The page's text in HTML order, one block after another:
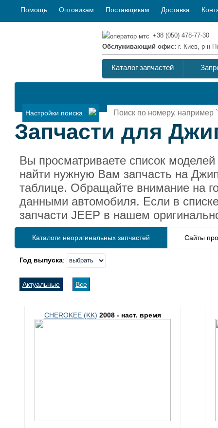
Помощь Оптовикам Поставщикам Доставка
+38 (050) 478-77-30
Обслуживающий офис: г. Киев, р-н
Каталог запчастей
Настройки поиска
Запчасти для
Вы просматриваете список
найти нужную Вам запчасть на
таблице. Обращайте внимание на
данными автомобиля. Если в
запчасти JEEP в нашем
Каталоги неоригинальных запчастей Сайты
Год выпуска:
Актуальные Все
CHEROKEE (KK) 2008 - наст. время